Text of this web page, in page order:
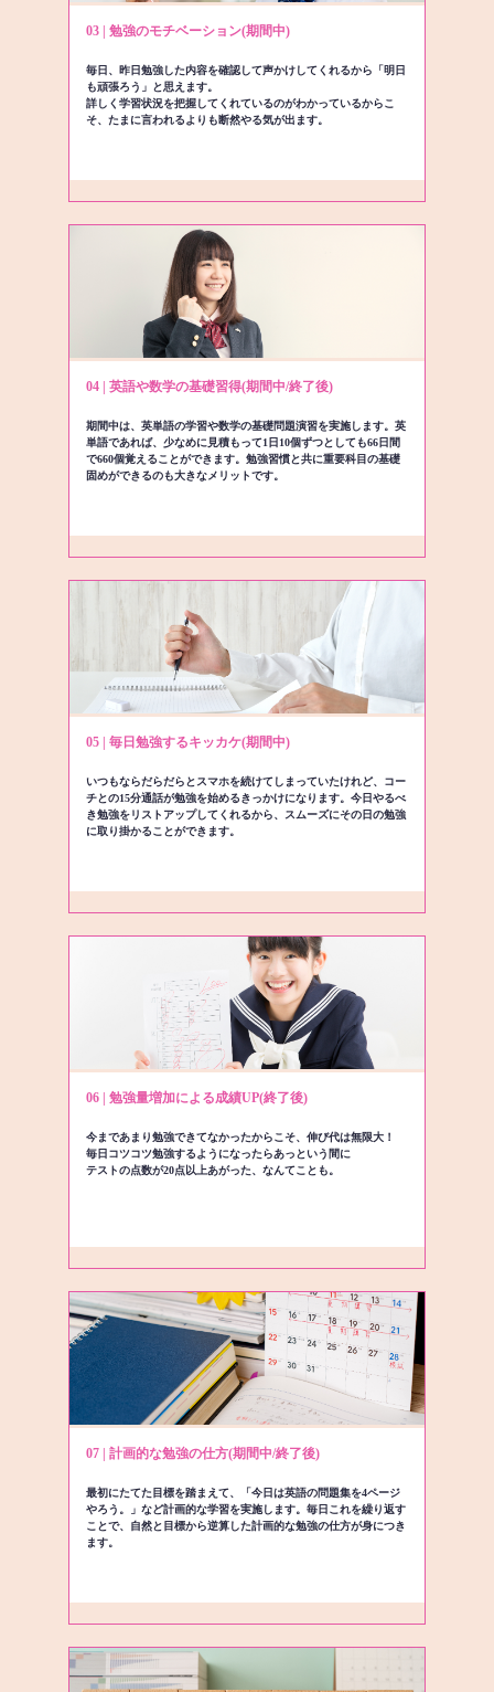
03 | 勉強のモチベーション(期間中)
毎日、昨日勉強した内容を確認して声かけしてくれるから「明日
も頑張ろう」と思えます。
詳しく学習状況を把握してくれているのがわかっているからこ
そ、たまに言われるよりも断然やる気が出ます。
04 | 英語や数学の基礎習得(期間中/終了後)
期間中は、英単語の学習や数学の基礎問題演習を実施します。英
単語であれば、少なめに見積もって1日10個ずつとしても66日間
で660個覚えることができます。勉強習慣と共に重要科目の基礎
固めができるのも大きなメリットです。
05 | 毎日勉強するキッカケ(期間中)
いつもならだらだらとスマホを続けてしまっていたけれど、コー
チとの15分通話が勉強を始めるきっかけになります。今日やるべ
き勉強をリストアップしてくれるから、スムーズにその日の勉強
に取り掛かることができます。
06 | 勉強量増加による成績UP(終了後)
今まであまり勉強できてなかったからこそ、伸び代は無限大！
毎日コツコツ勉強するようになったらあっという間に
テストの点数が20点以上あがった、なんてことも。
07 | 計画的な勉強の仕方(期間中/終了後)
最初にたてた目標を踏まえて、「今日は英語の問題集を4ページ
やろう。」など計画的な学習を実施します。毎日これを繰り返す
ことで、自然と目標から逆算した計画的な勉強の仕方が身につき
ます。